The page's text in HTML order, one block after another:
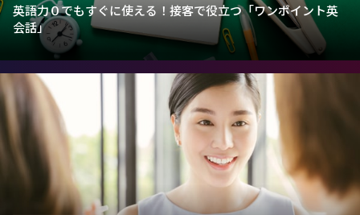
英語力０でもすぐに使える！接客で役立つ「ワンポイント英
会話」